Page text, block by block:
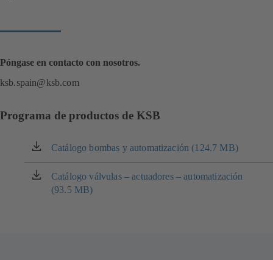
Póngase en contacto con nosotros.
ksb.spain@ksb.com
Programa de productos de KSB
Catálogo bombas y automatización (124.7 MB)
(se
abre
en
una
Catálogo válvulas – actuadores – automatización
(93.5 MB)
(se
abre